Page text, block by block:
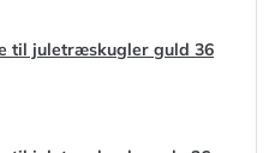
til juletræskugler guld 36